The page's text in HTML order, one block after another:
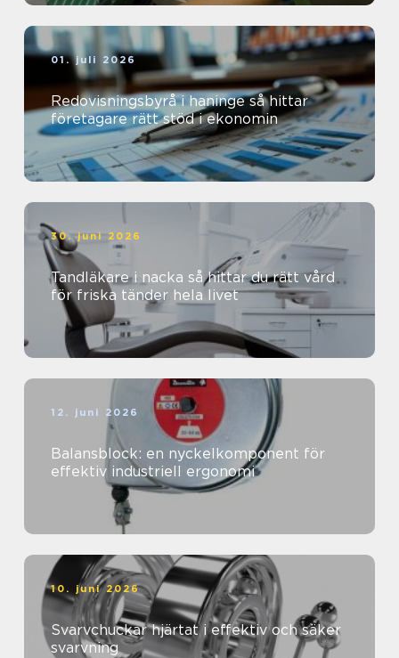
01. juli 2026
Redovisningsbyrå i haninge så hittar
företagare rätt stöd i ekonomin
30. juni 2026
Tandläkare i nacka så hittar du rätt vård
för friska tänder hela livet
12. juni 2026
Balansblock: en nyckelkomponent för
effektiv industriell ergonomi
10. juni 2026
Svarvchuckar hjärtat i effektiv och säker
svarvning